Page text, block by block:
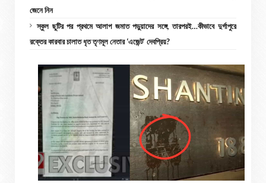
জেনে নিন
স্কুল ছুটির পর প্রথমে আলাপ জমাত পড়ুয়াদের সঙ্গে, তারপরই…কীভাবে দুর্গাপুরে
রক্তের কারবার চালাত ধৃত তৃণমূল নেতার ‘এজেন্ট’ দেবপ্রিয়?